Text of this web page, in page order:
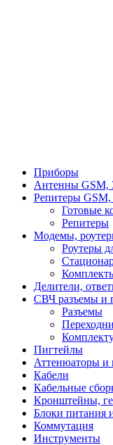
Приборы
Антенны GSM,
Репитеры GSM,
Готовые
Репитеры
Модемы,
Роутеры
Делители,
СВЧ разъемы и
Разъемы
Пигтейлы
Аттенюаторы и
Кабели
Кабельные
Кронштейны,
Блоки питания
Коммутация
Инструменты